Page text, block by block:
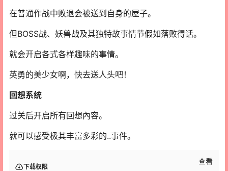
在普通作战中败退会被送到自身的屋子。
但BOSS战、妖兽战及其独特故事情节假如落败得话。
就会开启各式各样趣味的事情。
英勇的美少女啊，快去送人头吧！
回想系统
过关后开启所有回想內容。
就可以感受极其丰富多彩的..事件。
下载权限
查看